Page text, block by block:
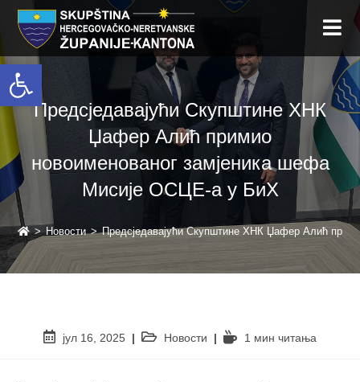
Open toolbar
Предсједавајући Скупштине ХНК
Џафер Алић примио
новоименованог замјеника шефа
Мисије ОСЦЕ-а у БиХ
> Новости > Предсједавајући Скупштине ХНК Џафер Алић
јул 16, 2025 Новости 1 мин читањa